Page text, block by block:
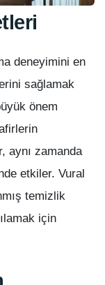
deneyimini en
sağlamak
önem
aynı zamanda
etkiler. Vural
temizlik
için